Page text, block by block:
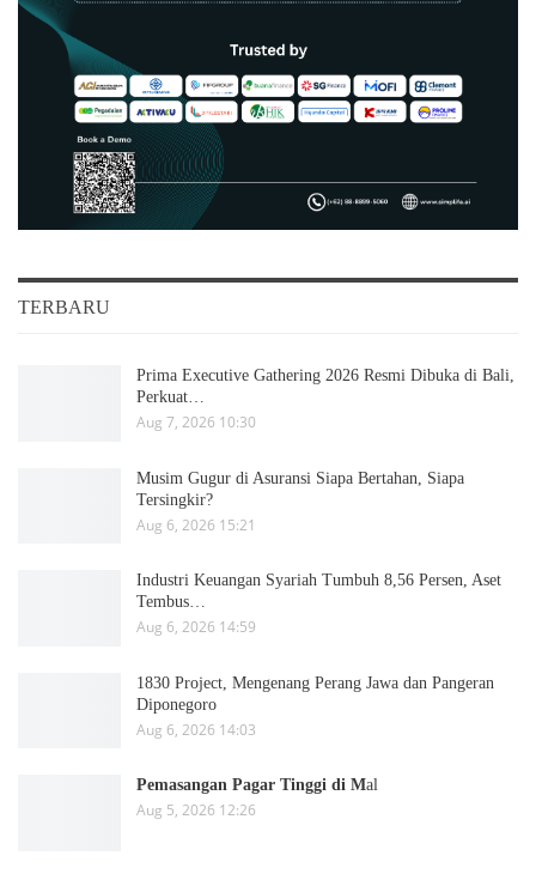
TERBARU
Prima Executive Gathering 2026 Resmi Dibuka di Bali,
Perkuat…
Aug 7, 2026 10:30
Musim Gugur di Asuransi Siapa Bertahan, Siapa
Tersingkir?
Aug 6, 2026 15:21
Industri Keuangan Syariah Tumbuh 8,56 Persen, Aset
Tembus…
Aug 6, 2026 14:59
1830 Project, Mengenang Perang Jawa dan Pangeran
Diponegoro
Aug 6, 2026 14:03
Pemasangan Pagar Tinggi di Mal
Aug 5, 2026 12:26